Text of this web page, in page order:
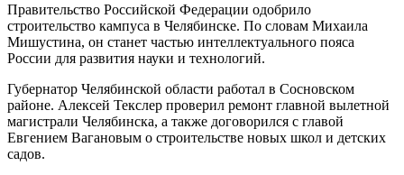
Правительство Российской Федерации одобрило
строительство кампуса в Челябинске. По словам Михаила
Мишустина, он станет частью интеллектуального пояса
России для развития науки и технологий.
Губернатор Челябинской области работал в Сосновском
районе. Алексей Текслер проверил ремонт главной вылетной
магистрали Челябинска, а также договорился с главой
Евгением Вагановым о строительстве новых школ и детских
садов.